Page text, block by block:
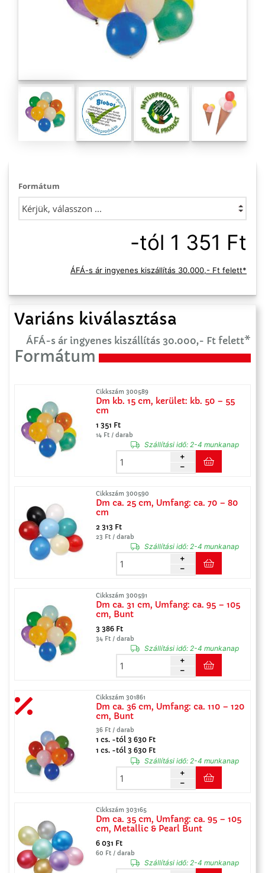
Formátum
-tól 1 351 Ft
ÁFÁ-s ár ingyenes kiszállítás 30.000,- Ft felett*
Variáns kiválasztása
ÁFÁ-s ár ingyenes kiszállítás 30.000,- Ft felett*
Formátum
Cikkszám 300589
Dm kb. 15 cm, kerület: kb. 50 – 55
cm
1 351 Ft
14 Ft / darab
Szállítási idő:2-4 munkanap
Cikkszám 300590
Dm ca. 25 cm, Umfang: ca. 70 – 80
cm
2 313 Ft
23 Ft / darab
Szállítási idő:2-4 munkanap
Cikkszám 300591
Dm ca. 31 cm, Umfang: ca. 95 – 105
cm, Bunt
3 386 Ft
34 Ft / darab
Szállítási idő:2-4 munkanap
Cikkszám 301861
Dm ca. 36 cm, Umfang: ca. 110 – 120
cm, Bunt
36 Ft / darab
1 cs. -tól 3 630 Ft
1 cs. -tól 3 630 Ft
Szállítási idő:2-4 munkanap
Cikkszám 303165
Dm ca. 35 cm, Umfang: ca. 95 – 105
cm, Metallic & Pearl Bunt
6 031 Ft
60 Ft / darab
Szállítási idő:2-4 munkanap